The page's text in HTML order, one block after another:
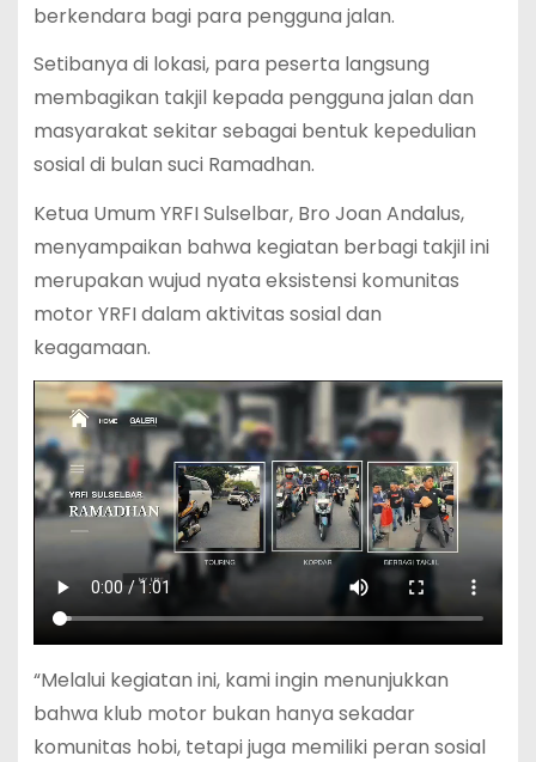
berkendara bagi para pengguna jalan.
Setibanya di lokasi, para peserta langsung
membagikan takjil kepada pengguna jalan dan
masyarakat sekitar sebagai bentuk kepedulian
sosial di bulan suci Ramadhan.
Ketua Umum YRFI Sulselbar, Bro Joan Andalus,
menyampaikan bahwa kegiatan berbagi takjil ini
merupakan wujud nyata eksistensi komunitas
motor YRFI dalam aktivitas sosial dan
keagamaan.
“Melalui kegiatan ini, kami ingin menunjukkan
bahwa klub motor bukan hanya sekadar
komunitas hobi, tetapi juga memiliki peran sosial